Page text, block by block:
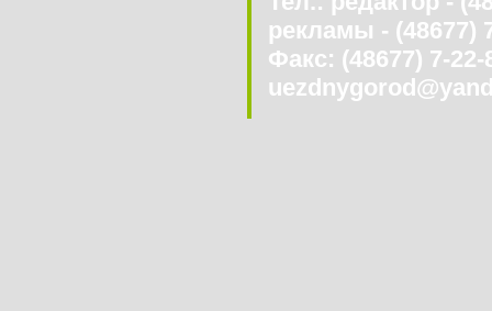
рекламы - (48677)
Факс: (48677) 7-